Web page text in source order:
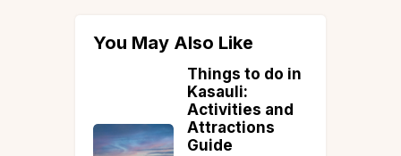
You May Also Like
Things to do in
Kasauli:
Activities and
Attractions
Guide